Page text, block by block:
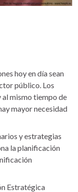
hoy en día sean
público. Los
al mismo tiempo de
mayor necesidad
y estrategias
la planificación
Estratégica